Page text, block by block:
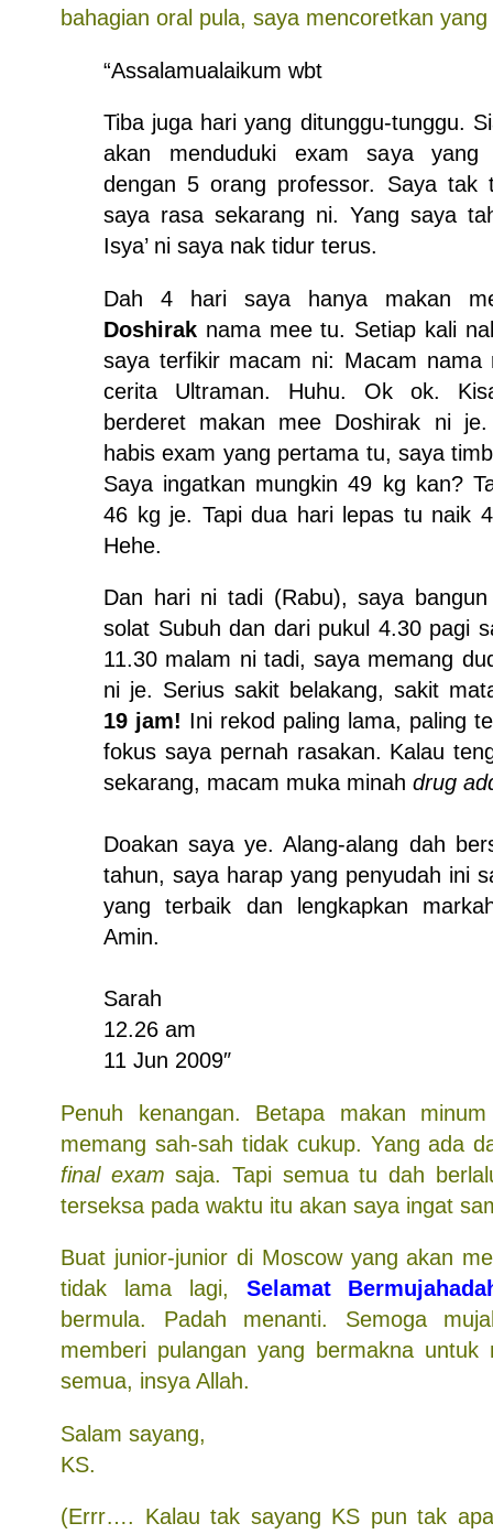
bahagian oral pula, saya mencoretkan yang
“Assalamualaikum wbt
Tiba juga hari yang ditunggu-tunggu.
akan menduduki exam saya yang
dengan 5 orang professor. Saya tak
saya rasa sekarang ni. Yang saya
Isya’ ni saya nak tidur terus.
Dah 4 hari saya hanya makan
Doshirak nama mee tu. Setiap kali
saya terfikir macam ni: Macam nama
cerita Ultraman. Huhu. Ok ok.
berderet makan mee Doshirak ni
habis exam yang pertama tu, saya
Saya ingatkan mungkin 49 kg kan?
46 kg je. Tapi dua hari lepas tu naik
Hehe.
Dan hari ni tadi (Rabu), saya
solat Subuh dan dari pukul 4.30 pagi
11.30 malam ni tadi, saya memang
ni je. Serius sakit belakang, sakit
19 jam! Ini rekod paling lama, paling
fokus saya pernah rasakan. Kalau
sekarang, macam muka minah drug
Doakan saya ye. Alang-alang dah
tahun, saya harap yang penyudah ini
yang terbaik dan lengkapkan
Amin.
Sarah
12.26 am
11 Jun 2009″
Penuh kenangan. Betapa makan
memang sah-sah tidak cukup. Yang ada
final exam saja. Tapi semua tu dah
terseksa pada waktu itu akan saya ingat
Buat junior-junior di Moscow yang akan
tidak lama lagi, Selamat
bermula. Padah menanti. Semoga
memberi pulangan yang bermakna untuk
semua, insya Allah.
Salam sayang,
KS.
(Errr…. Kalau tak sayang KS pun tak